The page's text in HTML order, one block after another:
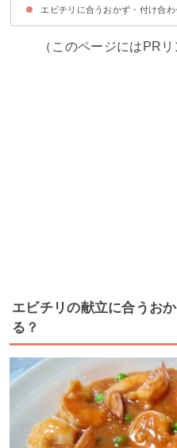
献立メニュー①
献立メニュー②
献立メニュー③
献立メニュー④
献立メニュー⑤
エビチリに合うおかず・付け合わ
（このページにはPR
エビチリの献立に合うお
る？